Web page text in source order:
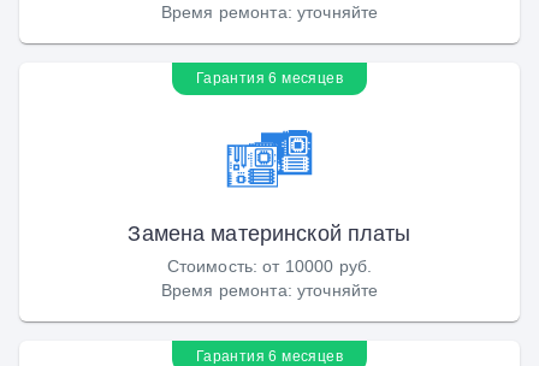
Время ремонта: уточняйте
Гарантия 6 месяцев
Замена материнской платы
Стоимость:от 10000 руб.
Время ремонта: уточняйте
Гарантия 6 месяцев